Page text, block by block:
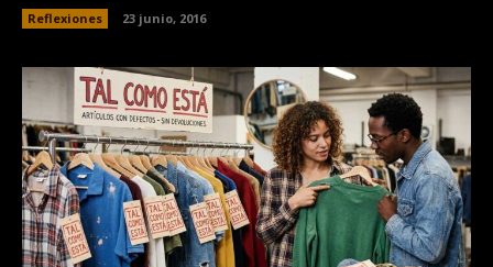
Reflexiones 23 junio, 2016